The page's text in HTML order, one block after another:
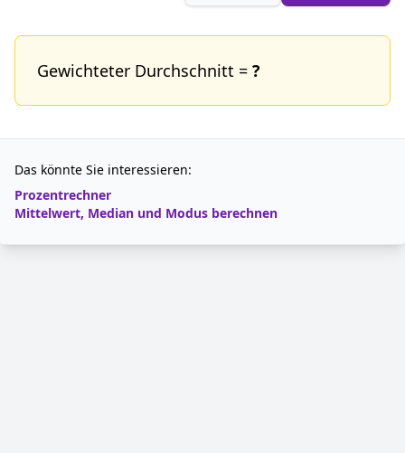
Gewichteter Durchschnitt = ?
Das könnte Sie interessieren:
Prozentrechner
Mittelwert, Median und Modus berechnen